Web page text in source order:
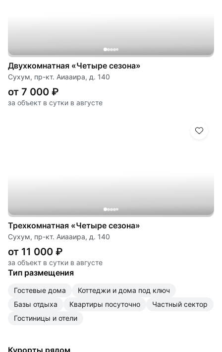
Двухкомнатная «Четыре сезона»
Сухум, пр-кт. Аиааира, д. 140
от 7 000 ₽
за объект в сутки в августе
Трехкомнатная «Четыре сезона»
Сухум, пр-кт. Аиааира, д. 140
от 11 000 ₽
за объект в сутки в августе
Тип размещения
гостевые дома
коттеджи и дома под ключ
базы отдыха
квартиры посуточно
частный сектор
гостиницы и отели
Курорты рядом